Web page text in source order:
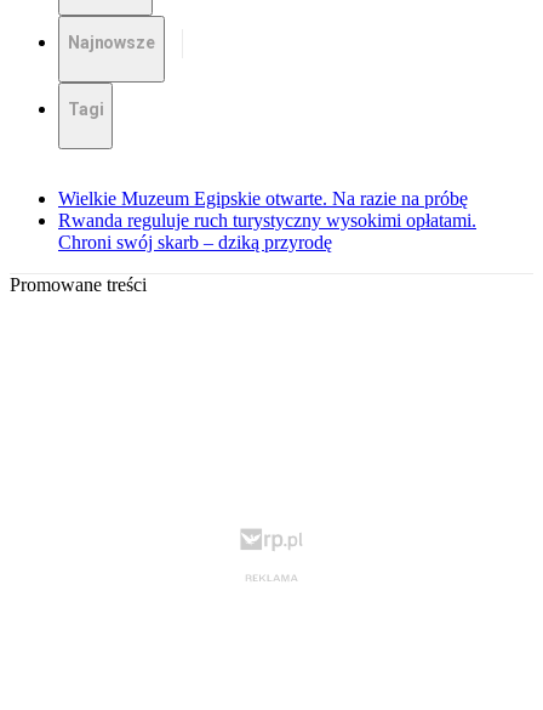
Najnowsze
Tagi
Wielkie Muzeum Egipskie otwarte. Na razie na próbę
Rwanda reguluje ruch turystyczny wysokimi opłatami.
Chroni swój skarb – dziką przyrodę
Promowane treści